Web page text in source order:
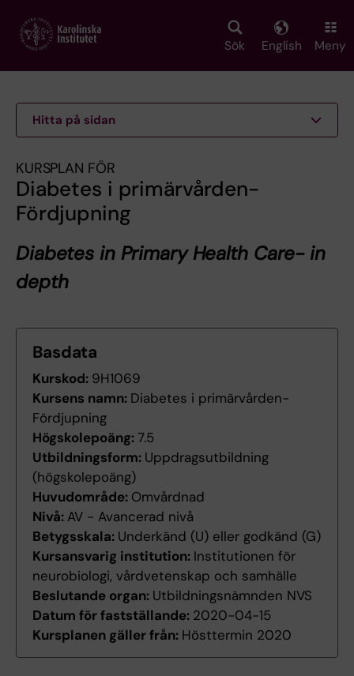
main
Sök English Meny
Hitta på sidan
KURSPLAN FÖR
Diabetes i primärvården-
Fördjupning
Diabetes in Primary Health Care- in
depth
Basdata
Kurskod: 9H1069
Kursens namn: Diabetes i primärvården-
Fördjupning
Högskolepoäng:7.5
Utbildningsform: Uppdragsutbildning
(högskolepoäng)
Huvudområde: Omvårdnad
Nivå: AV - Avancerad nivå
Betygsskala: Underkänd (U) eller godkänd (G)
Kursansvarig institution: Institutionen för
neurobiologi, vårdvetenskap och samhälle
Beslutande organ: Utbildningsnämnden NVS
Datum för fastställande: 2020-04-15
Kursplanen gäller från: Hösttermin 2020